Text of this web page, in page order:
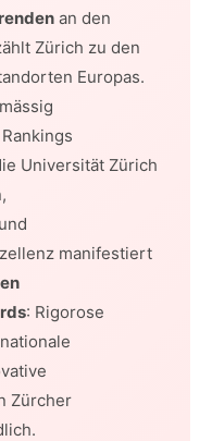
an den
Zürich zu den
Europas.
Universität Zürich
manifestiert
: Rigorose
Zürcher